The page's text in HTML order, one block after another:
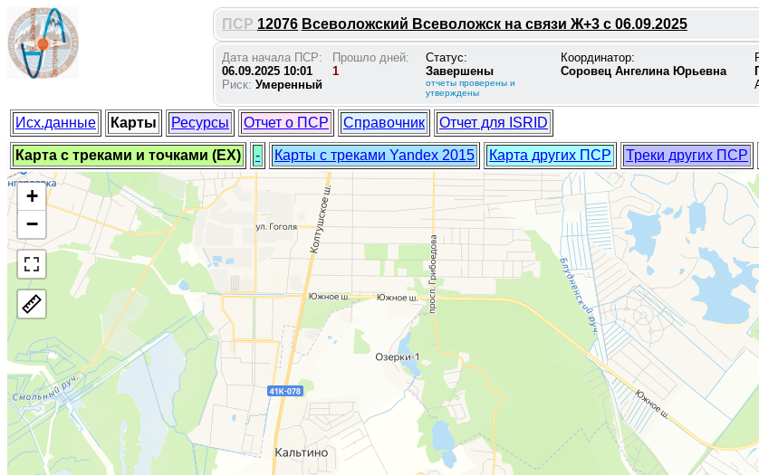
ПСР 12076 Всеволожский Всеволожск на связи Ж+3 с 06.09.2025
Дата начала ПСР:
06.09.2025 10:01
Риск: Умеренный
Прошло дней:
1
Статус:
Завершены
отчеты проверены и
утверждены
Координатор:
Соровец Ангелина Юрьевна
Исх.данные Карты Ресурсы Отчет о ПСР Справочник Отчет для ISRID
Карта с треками и точками (EX) - Карты с треками Yandex 2015 Карта других ПСР Треки других ПСР
+
−